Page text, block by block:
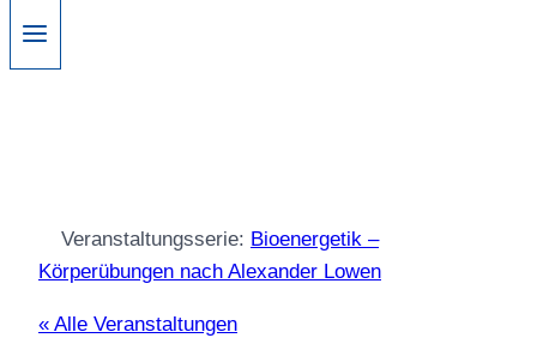
Veranstaltungsserie: Bioenergetik –
Körperübungen nach Alexander Lowen
« Alle Veranstaltungen